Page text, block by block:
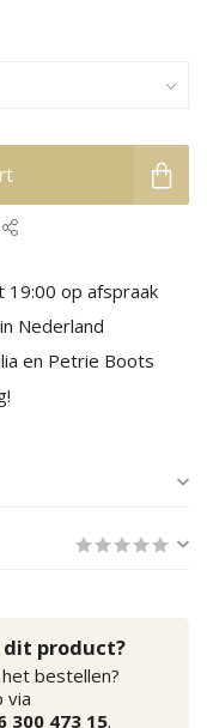
19:00 op afspraak
Nederland
en Petrie Boots
dit product?
bestellen?
via
300 473 15.